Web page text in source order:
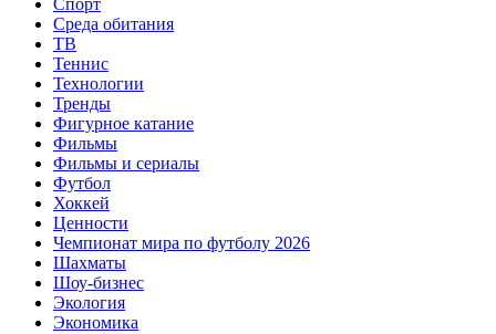
Спорт
Среда обитания
ТВ
Теннис
Технологии
Тренды
Фигурное катание
Фильмы
Фильмы и сериалы
Футбол
Хоккей
Ценности
Чемпионат мира по футболу 2026
Шахматы
Шоу-бизнес
Экология
Экономика